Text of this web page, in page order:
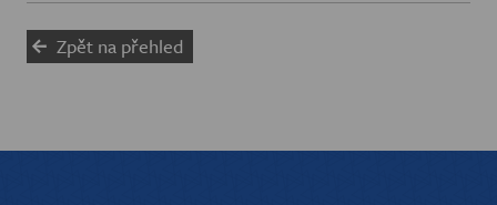
Zpět na přehled